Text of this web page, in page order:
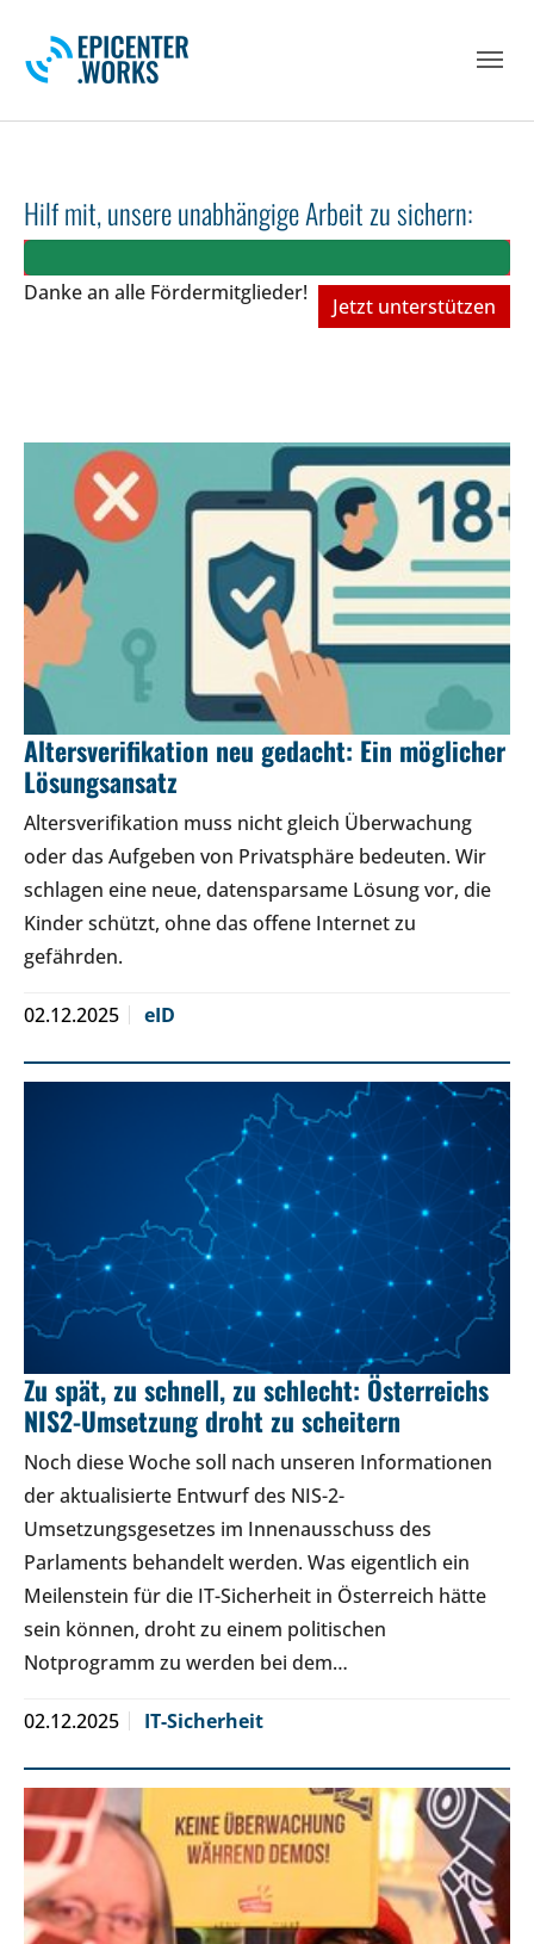
Hilf mit, unsere unabhängige Arbeit zu sichern:
Danke an alle Fördermitglieder!
Jetzt unterstützen
Altersverifikation neu gedacht: Ein möglicher
Lösungsansatz
Altersverifikation muss nicht gleich Überwachung
oder das Aufgeben von Privatsphäre bedeuten. Wir
schlagen eine neue, datensparsame Lösung vor, die
Kinder schützt, ohne das offene Internet zu
gefährden.
02.12.2025 eID
Zu spät, zu schnell, zu schlecht: Österreichs
NIS2-Umsetzung droht zu scheitern
Noch diese Woche soll nach unseren Informationen
der aktualisierte Entwurf des NIS-2-
Umsetzungsgesetzes im Innenausschuss des
Parlaments behandelt werden. Was eigentlich ein
Meilenstein für die IT-Sicherheit in Österreich hätte
sein können, droht zu einem politischen
Notprogramm zu werden bei dem…
02.12.2025 IT-Sicherheit